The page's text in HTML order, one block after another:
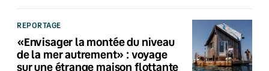
REPORTAGE
«Envisager la montée du niveau
de la mer autrement» : voyage
sur une étrange maison flottante